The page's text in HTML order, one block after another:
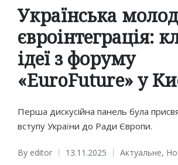
in
Українська
євроінтеграція:
ідеї з форуму
«EuroFuture» у
Перша дискусійна панель була
вступу України до Ради Європи.
Posted
By editor 13.11.2025
Posted
Актуальне,